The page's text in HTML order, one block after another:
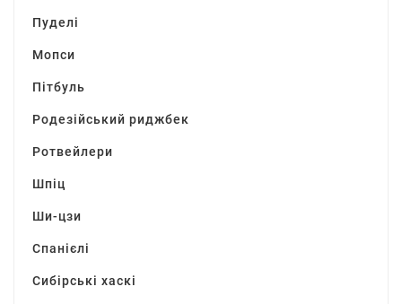
Пуделі
Мопси
Пітбуль
Родезійський риджбек
Ротвейлери
Шпіц
Ши-цзи
Спанієлі
Сибірські хаскі